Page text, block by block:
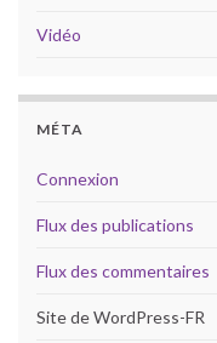
Vidéo
MÉTA
Connexion
Flux des publications
Flux des commentaires
Site de WordPress-FR